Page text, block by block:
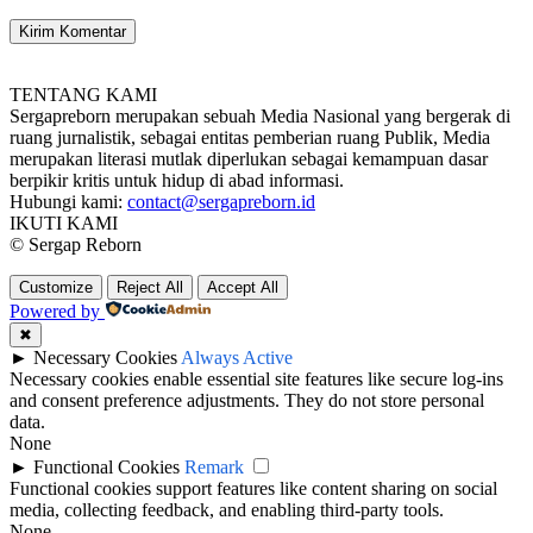
TENTANG KAMI
Sergapreborn merupakan sebuah Media Nasional yang bergerak di
ruang jurnalistik, sebagai entitas pemberian ruang Publik, Media
merupakan literasi mutlak diperlukan sebagai kemampuan dasar
berpikir kritis untuk hidup di abad informasi.
Hubungi kami: contact@sergapreborn.id
IKUTI KAMI
© Sergap Reborn
Customize Reject All Accept All
Powered by
✖
► Necessary Cookies Always Active
Necessary cookies enable essential site features like secure log-ins
and consent preference adjustments. They do not store personal
data.
None
► Functional Cookies Remark
Functional cookies support features like content sharing on social
media, collecting feedback, and enabling third-party tools.